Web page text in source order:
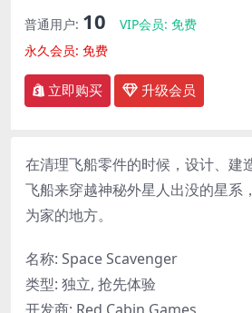
普通用户: 10 VIP会员: 免费
永久会员: 免费
立即购买 升级会员
在清理飞船零件的时候，设计、建
飞船来穿越神秘外星人出没的星系
为家的地方。
名称: Space Scavenger
类型: 独立, 抢先体验